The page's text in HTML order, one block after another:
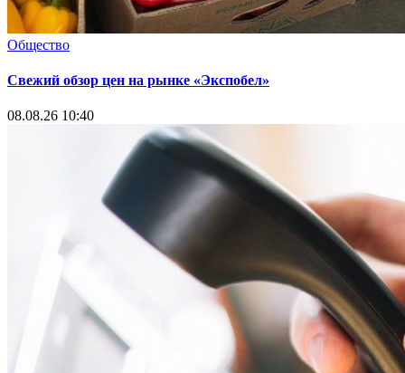
Общество
Свежий обзор цен на рынке «Экспобел»
08.08.26 10:40